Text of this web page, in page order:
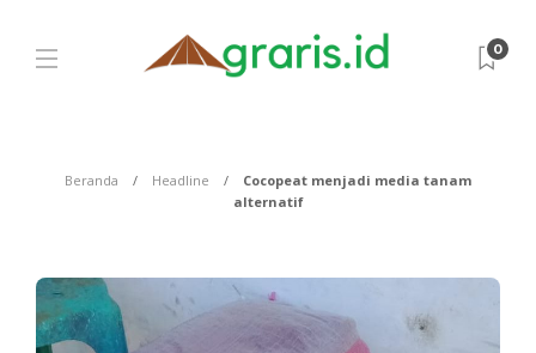
0
Beranda Headline
Cocopeat menjadi media tanam
alternatif